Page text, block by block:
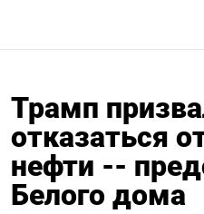
Трамп
отказаться
нефти --
Белого дома